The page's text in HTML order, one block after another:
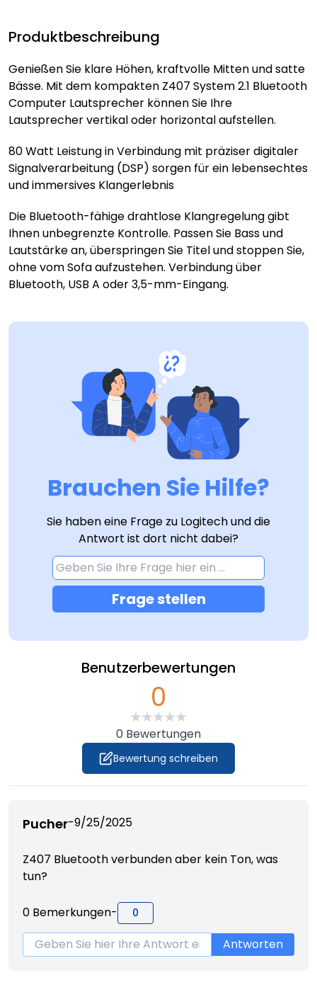
Produktbeschreibung
Genießen Sie klare Höhen, kraftvolle Mitten und satte
Bässe. Mit dem kompakten Z407 System 2.1 Bluetooth
Computer Lautsprecher können Sie Ihre
Lautsprecher vertikal oder horizontal aufstellen.
80 Watt Leistung in Verbindung mit präziser digitaler
Signalverarbeitung (DSP) sorgen für ein lebensechtes
und immersives Klangerlebnis
Die Bluetooth-fähige drahtlose Klangregelung gibt
Ihnen unbegrenzte Kontrolle. Passen Sie Bass und
Lautstärke an, überspringen Sie Titel und stoppen Sie,
ohne vom Sofa aufzustehen. Verbindung über
Bluetooth, USB A oder 3,5-mm-Eingang.
Brauchen Sie Hilfe?
Sie haben eine Frage zu Logitech und die
Antwort ist dort nicht dabei?
Frage stellen
Benutzerbewertungen
0
0 Bewertungen
Bewertung schreiben
Pucher-9/25/2025
Z407 Bluetooth verbunden aber kein Ton, was
tun?
0 Bemerkungen- 0
Antworten